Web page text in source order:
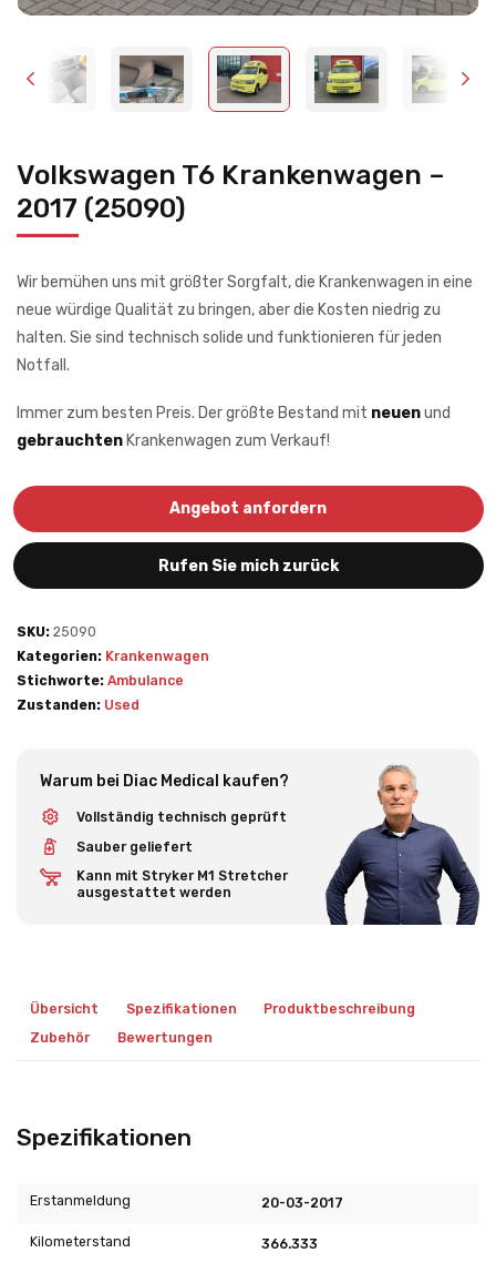
Volkswagen T6 Krankenwagen –
2017 (25090)
Wir bemühen uns mit größter Sorgfalt, die Krankenwagen in eine
neue würdige Qualität zu bringen, aber die Kosten niedrig zu
halten. Sie sind technisch solide und funktionieren für jeden
Notfall.
Immer zum besten Preis. Der größte Bestand mit neuenund
gebrauchten Krankenwagen zum Verkauf!
Angebot anfordern
Rufen Sie mich zurück
SKU: 25090
Kategorien: Krankenwagen
Stichworte: Ambulance
Zustanden: Used
Warum bei Diac Medical kaufen?
Vollständig technisch geprüft
Sauber geliefert
Kann mit Stryker M1 Stretcher
ausgestattet werden
Übersicht Spezifikationen
Produktbeschreibung
Zubehör
Bewertungen
Spezifikationen
Erstanmeldung 20-03-2017
Kilometerstand 366.333